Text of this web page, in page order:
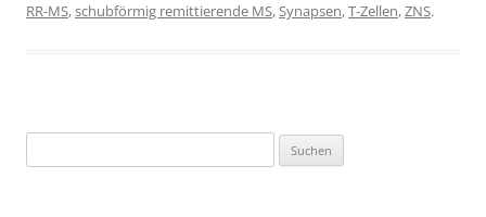
RR-MS,schubförmig remittierende MS,Synapsen,T-Zellen,ZNS.
nach: